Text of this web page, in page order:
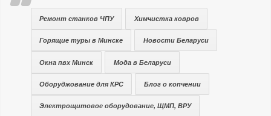
Ремонт станков ЧПУ Химчистка ковров
Горящие туры в Минске Новости Беларуси
Окна пвх Минск Мода в Беларуси
Оборуджование для КРС Блог о копчении
Электрощитовое оборудование, ЩМП, ВРУ